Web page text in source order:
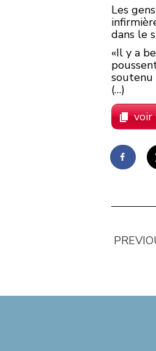
Les
dans le
«Il y a
soutenu
(…)
voir